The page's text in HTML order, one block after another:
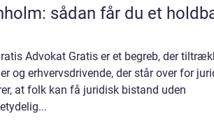
sådan får du et
Advokat Gratis er et begreb, der
og erhvervsdrivende, der står over for
at folk kan få juridisk bistand uden